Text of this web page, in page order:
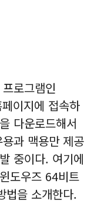
로그램인
이지에 접속하
다운로드해서
과 맥용만 제공
중이다. 여기에
도우즈 64비트
법을 소개한다.